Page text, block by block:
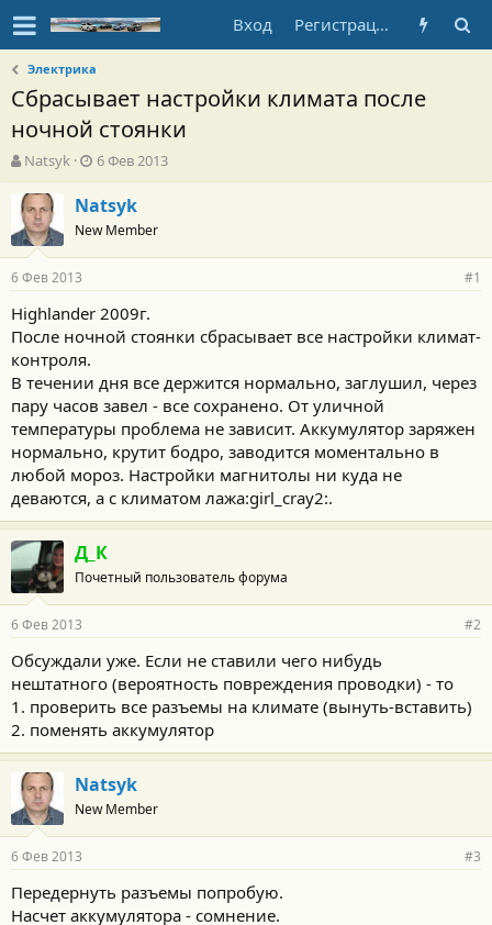
Вход Регистрация
Электрика
Сбрасывает настройки климата после
ночной стоянки
А
в
т
о
р
т
е
м
ы
Natsyk
Д
а
т
а
н
а
а
л
а
6 Фев 2013
Natsyk
New Member
6 Фев 2013 #1
Highlander 2009г.
После ночной стоянки сбрасывает все настройки климат-
контроля.
В течении дня все держится нормально, заглушил, через
пару часов завел - все сохранено. От уличной
температуры проблема не зависит. Аккумулятор заряжен
нормально, крутит бодро, заводится моментально в
любой мороз. Настройки магнитолы ни куда не
деваются, а с климатом лажа:girl_cray2:.
Д_К
Почетный пользователь форума
6 Фев 2013 #2
Обсуждали уже. Если не ставили чего нибудь
нештатного (вероятность повреждения проводки) - то
1. проверить все разъемы на климате (вынуть-вставить)
2. поменять аккумулятор
Natsyk
New Member
6 Фев 2013 #3
Передернуть разъемы попробую.
Насчет аккумулятора - сомнение.